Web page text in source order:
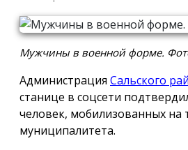
Мужчины в военной форме.
Администрация Сальского
станице в соцсети
человек, мобилизованных на
муниципалитета.